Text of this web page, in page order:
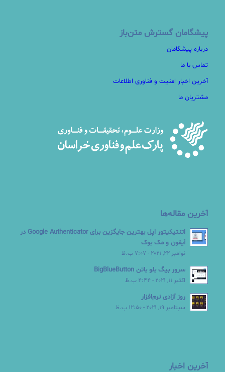
پیشگامان گسترش متن‌باز
درباره پیشگامان
تماس با ما
آخرین اخبار امنیت و فناوری اطلاعات
مشتریان ما
آخرین مقاله‌ها
اتنتیکیتور اپل بهترین جایگزین برای Google Authenticator در
آیفون و مک بوک
نوامبر 22, 2021 - 7:07 ب.ظ
سرور بیگ بلو باتن BigBlueButton
اکتبر 11, 2021 - 4:44 ب.ظ
روز آزادی نرم‌افزار
سپتامبر 19, 2021 - 12:50 ب.ظ
آخرین اخبار